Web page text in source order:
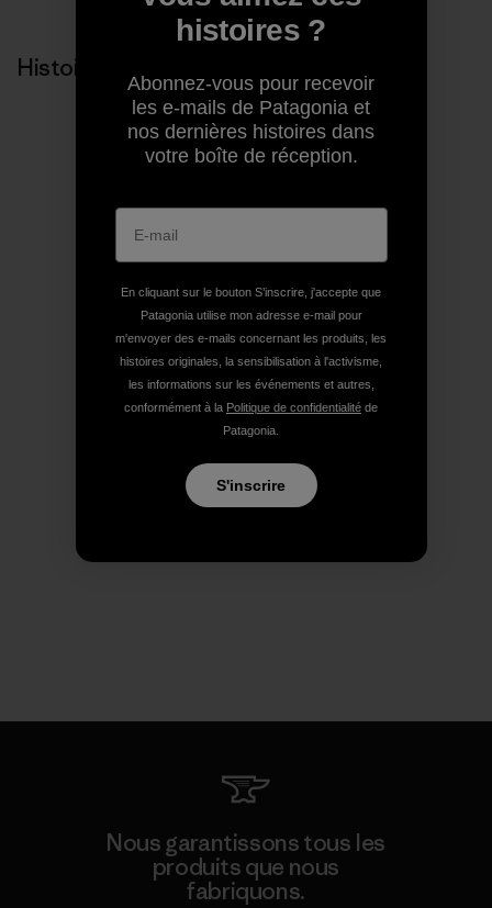
Histoires liées
Nous garantissons tous les
produits que nous
fabriquons.
histoires ?
Abonnez-vous pour recevoir
les e-mails de Patagonia et
nos dernières histoires dans
votre boîte de réception.
En cliquant sur le bouton S’inscrire, j'accepte que
Patagonia utilise mon adresse e-mail pour
m'envoyer des e-mails concernant les produits, les
histoires originales, la sensibilisation à l'activisme,
les informations sur les événements et autres,
conformément à la Politique de confidentialité de
Patagonia.
S'inscrire